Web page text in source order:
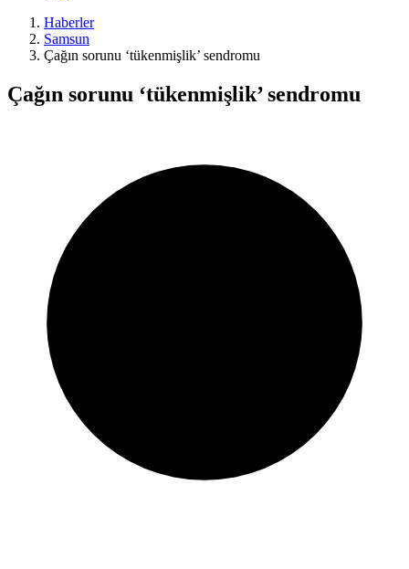
Haberler
Samsun
Çağın sorunu ‘tükenmişlik’ sendromu
Çağın sorunu ‘tükenmişlik’ sendromu